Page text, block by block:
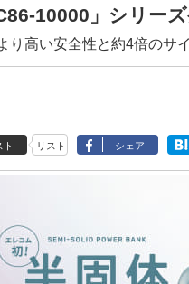
10000」シリー
り高い安全性と約4倍のサ
ト リスト シェア